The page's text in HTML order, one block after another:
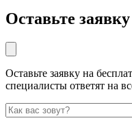
Оставьте заявку
Оставьте заявку на
специалисты ответят на